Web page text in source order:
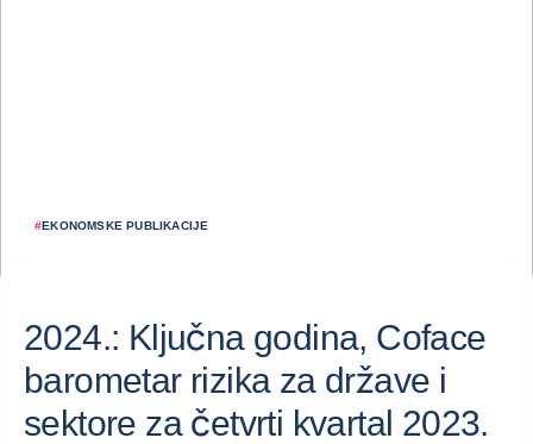
#EKONOMSKE PUBLIKACIJE
2024.: Ključna godina, Coface
barometar rizika za države i
sektore za četvrti kvartal 2023.